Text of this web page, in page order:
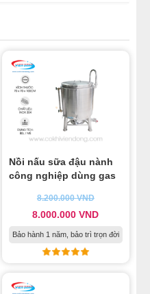
Nồi nấu sữa đậu nành
công nghiệp dùng gas
8.200.000VND
8.000.000VND
Bảo hành 1 năm, bảo trì trọn đời